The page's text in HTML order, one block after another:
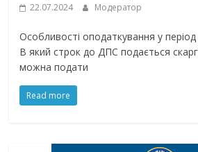
22.07.2024 Модератор
Особливості оподаткування у період
В який строк до ДПС подається
можна подати
Read more